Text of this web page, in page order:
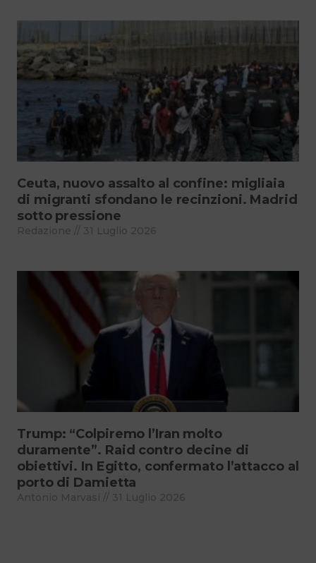
Ceuta, nuovo assalto al confine: migliaia
di migranti sfondano le recinzioni. Madrid
sotto pressione
Redazione 31 Luglio 2026
Trump: “Colpiremo l’Iran molto
duramente”. Raid contro decine di
obiettivi. In Egitto, confermato l’attacco al
porto di Damietta
Antonio Marvasi 31 Luglio 2026